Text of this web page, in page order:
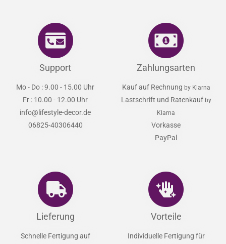
Support
Mo - Do : 9.00 - 15.00 Uhr
Fr : 10.00 - 12.00 Uhr
info@lifestyle-decor.de
06825-40306440
Zahlungsarten
Kauf auf Rechnung by Klarna
Lastschrift und Ratenkauf by
Klarna
Vorkasse
PayPal
Lieferung
Schnelle Fertigung auf
Vorteile
Individuelle Fertigung für